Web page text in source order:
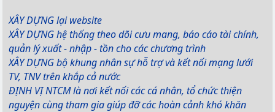
XÂY DỰNG lại website
XÂY DỰNG hệ thống theo dõi cưu mang, báo cáo tài chính,
quản lý xuất - nhập - tồn cho các chương trình
XÂY DỰNG bộ khung nhân sự hỗ trợ và kết nối mạng lưới
TV, TNV trên khắp cả nước
ĐỊNH VỊ NTCM là nơi kết nối các cá nhân, tổ chức thiện
nguyện cùng tham gia giúp đỡ các hoàn cảnh khó khăn